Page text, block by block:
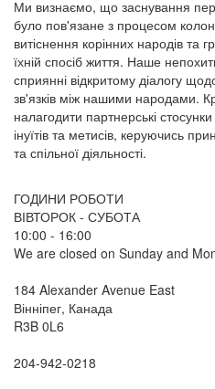
Ми визнаємо, що заснування
було пов'язане з процесом
витіснення корінних народів та
їхній спосіб життя. Наше
сприянні відкритому діалогу
зв'язків між нашими народами.
налагодити партнерські
інуїтів та метисів, керуючись
та спільної діяльності.
ГОДИНИ РОБОТИ
ВІВТОРОК - СУБОТА
10:00 - 16:00
We are closed on Sunday and
184 Alexander Avenue East
Вінніпег, Канада
R3B 0L6
204-942-0218